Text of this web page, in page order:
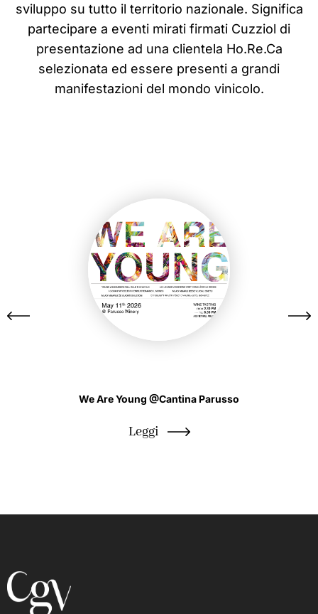
sviluppo su tutto il territorio nazionale. Significa
partecipare a eventi mirati firmati Cuzziol di
presentazione ad una clientela Ho.Re.Ca
selezionata ed essere presenti a grandi
manifestazioni del mondo vinicolo.
We Are Young @Cantina Parusso
Leggi